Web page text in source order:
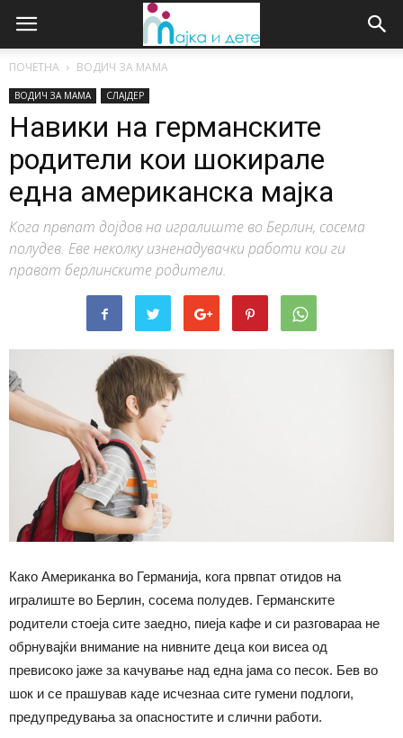
ПОЧЕТНА ВОДИЧ ЗА МАМА
ВОДИЧ ЗА МАМА СЛАЈДЕР
Навики на германските
родители кои шокирале
една американска мајка
Кога првпат дојдов на игралиште во Берлин, сосема
полудев. Еве неколку изненадувачки работи кои ги
прават берлинските родители.
Како Американка во Германија, кога првпат отидов на
игралиште во Берлин, сосема полудев. Германските
родители стоеја сите заедно, пиеја кафе и си разговараа не
обрнувајќи внимание на нивните деца кои висеа од
превисоко јаже за качување над една јама со песок. Бев во
шок и се прашував каде исчезнаа сите гумени подлоги,
предупредувања за опасностите и слични работи.